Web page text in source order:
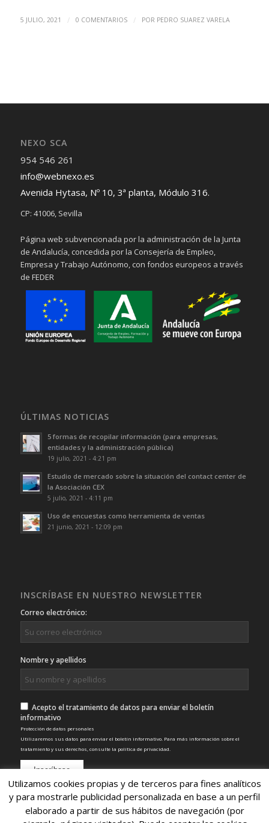
5 JULIO, 2021 / 0 COMENTARIOS / POR PEDRO SUAREZ VARELA
NEXO SCA
954 546 261
info@webnexo.es
Avenida Hytasa, Nº 10, 3ª planta, Módulo 316.
CP: 41006, Sevilla
Página web subvencionada por la administración de la Junta
de Andalucía, concedida por la Consejería de Empleo,
Empresa y Trabajo Autónomo, con fondos europeos a través
de FEDER
ÚLTIMAS NOTICIAS
5 formas de recopilar información (para empresas,
entidades y la administración pública)
19 julio, 2021 - 4:21 pm
Estudio de mercado sobre la situación del contact center de
la Asociación CEX
5 julio, 2021 - 4:11 pm
Uso de encuestas como herramienta de ventas
21 junio, 2021 - 12:09 pm
INSCRÍBASE EN NUESTRO NEWSLETTER
Correo electrónico:
Nombre y apellidos
Acepto el tratamiento de datos para enviar el boletín
informativo
Protección de datos personales
Utilizaremos sus datos para enviar el boletín informativo. Para más información sobre el
tratamiento y sus derechos, consulte la política de privacidad
Utilizamos cookies propias y de terceros para fines analíticos
y para mostrarle publicidad personalizada en base a un perfil
elaborado a partir de sus hábitos de navegación (por